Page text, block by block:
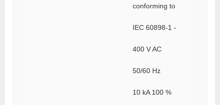
conforming to
IEC 60898-1 -
400 V AC
50/60 Hz
10 kA 100 %